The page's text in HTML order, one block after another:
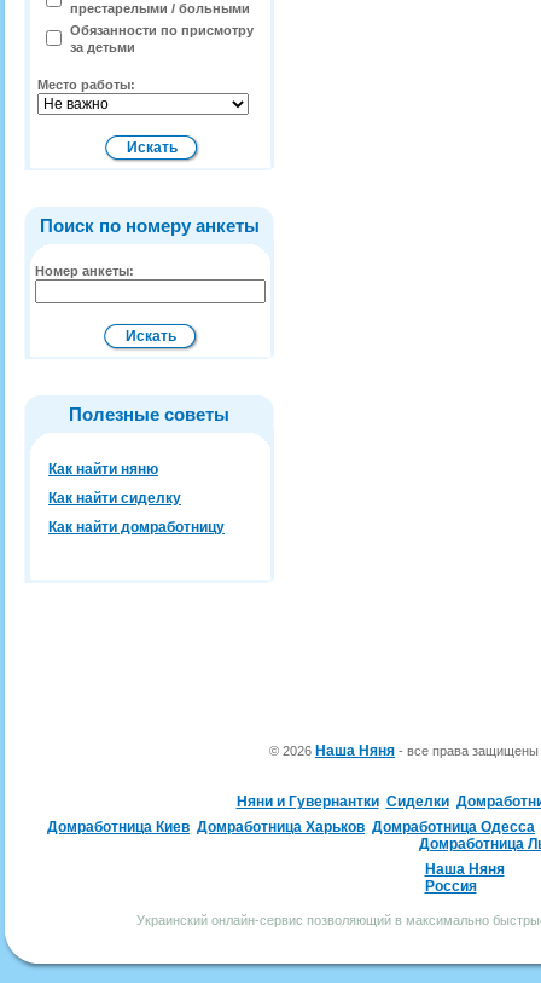
престарелыми / больными
Обязанности по присмотру
за детьми
Место работы:
Поиск по номеру анкеты
Номер анкеты:
Полезные советы
Как найти няню
Как найти сиделку
Как найти домработницу
© 2026 Наша Няня - все права
Няни и Гувернантки Сиделки
Домработница Киев Домработница Харьков Домработница Одесса
Домработница
Наша Няня
Россия
Украинский онлайн-сервис позволяющий в максимально